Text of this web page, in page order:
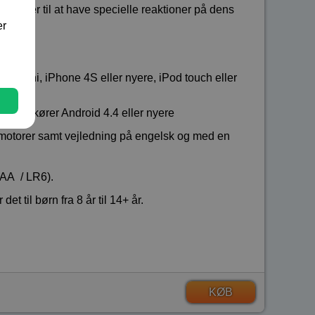
til at have specielle reaktioner på dens
mini, iPhone 4S eller nyere, iPod touch eller
som kører Android 4.4 eller nyere
samt vejledning på engelsk og med en
/ LR6).
til børn fra 8 år til 14+ år.
KØB